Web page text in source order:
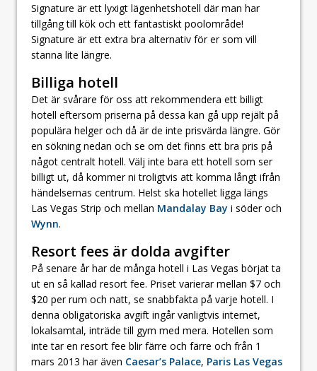
Signature är ett lyxigt lägenhetshotell där man har
tillgång till kök och ett fantastiskt poolområde!
Signature är ett extra bra alternativ för er som vill
stanna lite längre.
Billiga hotell
Det är svårare för oss att rekommendera ett billigt
hotell eftersom priserna på dessa kan gå upp rejält på
populära helger och då är de inte prisvärda längre. Gör
en sökning nedan och se om det finns ett bra pris på
något centralt hotell. Välj inte bara ett hotell som ser
billigt ut, då kommer ni troligtvis att komma långt ifrån
händelsernas centrum. Helst ska hotellet ligga längs
Las Vegas Strip och mellan Mandalay Bay i söder och
Wynn.
Resort fees är dolda avgifter
På senare år har de många hotell i Las Vegas börjat ta
ut en så kallad resort fee. Priset varierar mellan $7 och
$20 per rum och natt, se snabbfakta på varje hotell. I
denna obligatoriska avgift ingår vanligtvis internet,
lokalsamtal, inträde till gym med mera. Hotellen som
inte tar en resort fee blir färre och färre och från 1
mars 2013 har även Caesar’s Palace, Paris Las Vegas